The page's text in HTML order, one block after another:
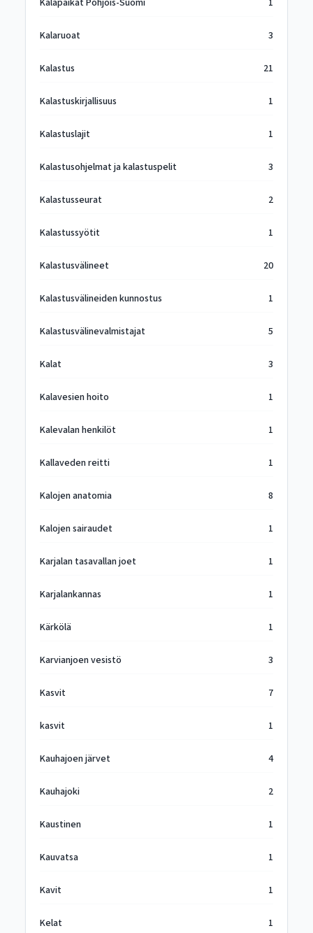
Kalapaikat Pohjois-Suomi 1
Kalaruoat 3
Kalastus 21
Kalastuskirjallisuus 1
Kalastuslajit 1
Kalastusohjelmat ja kalastuspelit 3
Kalastusseurat 2
Kalastussyötit 1
Kalastusvälineet 20
Kalastusvälineiden kunnostus 1
Kalastusvälinevalmistajat 5
Kalat 3
Kalavesien hoito 1
Kalevalan henkilöt 1
Kallaveden reitti 1
Kalojen anatomia 8
Kalojen sairaudet 1
Karjalan tasavallan joet 1
Karjalankannas 1
Kärkölä 1
Karvianjoen vesistö 3
Kasvit 7
kasvit 1
Kauhajoen järvet 4
Kauhajoki 2
Kaustinen 1
Kauvatsa 1
Kavit 1
Kelat 1